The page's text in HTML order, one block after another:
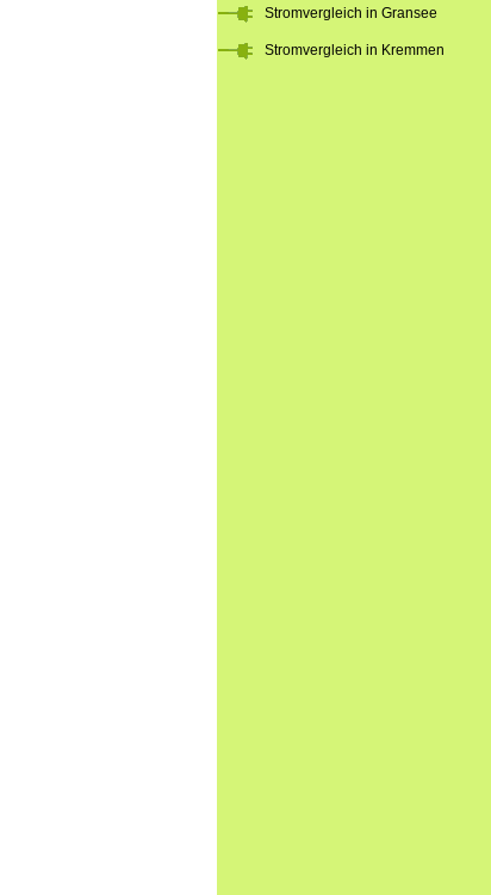
Stromvergleich in Gransee
Stromvergleich in Kremmen